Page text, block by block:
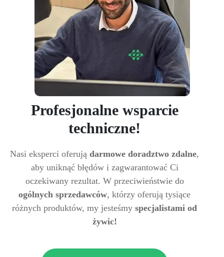
Profesjonalne wsparcie
techniczne!
Nasi eksperci oferują darmowe doradztwo zdalne,
aby uniknąć błędów i zagwarantować Ci
oczekiwany rezultat. W przeciwieństwie do
ogólnych sprzedawców, którzy oferują tysiące
różnych produktów, my jesteśmy specjalistami od
żywic!